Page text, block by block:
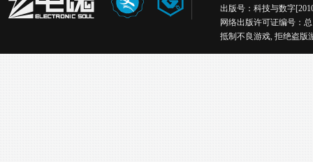
出版号：科技与数字
网络出版许可证编号：
抵制不良游戏, 拒绝盗版